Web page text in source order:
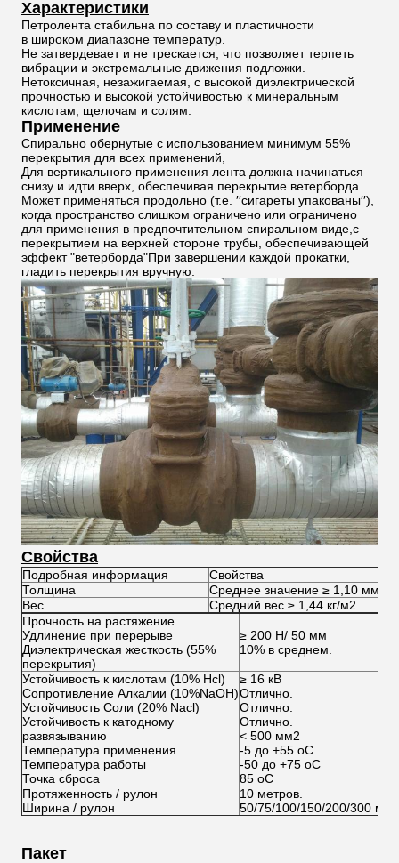
Характеристики
Петролента стабильна по составу и пластичности
в широком диапазоне температур.
Не затвердевает и не трескается, что позволяет терпеть
вибрации и экстремальные движения подложки.
Нетоксичная, незажигаемая, с высокой диэлектрической
прочностью и высокой устойчивостью к минеральным
кислотам, щелочам и солям.
Применение
Спирально обернутые с использованием минимум 55%
перекрытия для всех применений,
Для вертикального применения лента должна начинаться
снизу и идти вверх, обеспечивая перекрытие ветерборда.
Может применяться продольно (т.е. ′′сигареты упакованы′′),
когда пространство слишком ограничено или ограничено
для применения в предпочтительном спиральном виде,с
перекрытием на верхней стороне трубы, обеспечивающей
эффект "ветерборда"При завершении каждой прокатки,
гладить перекрытия вручную.
Свойства
Подробная информация
Свойства
Толщина
Среднее значение ≥ 1,10 мм.
Вес
Средний вес ≥ 1,44 кг/м2.
Прочность на растяжение
Удлинение при перерыве
Диэлектрическая жесткость (55%
перекрытия)
≥ 200 Н/ 50 мм
10% в среднем.
Устойчивость к кислотам (10% Hcl)
Сопротивление Алкалии (10%NaOH)
Устойчивость Соли (20% Nacl)
Устойчивость к катодному
развязыванию
Температура применения
Температура работы
Точка сброса
≥ 16 кВ
Отлично.
Отлично.
Отлично.
< 500 мм2
-5 до +55 oC
-50 до +75 oC
85 oC
Протяженность / рулон
Ширина / рулон
10 метров.
50/75/100/150/200/300 мм
Пакет